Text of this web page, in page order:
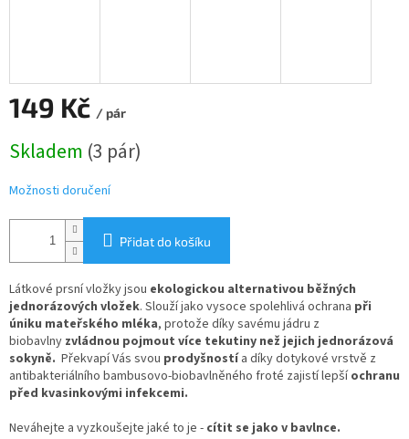
149 Kč / pár
cena:
Skladem (3 pár)
Možnosti doručení
Přidat do košíku
Látkové prsní vložky jsou ekologickou alternativou běžných
jednorázových vložek. Slouží jako vysoce spolehlivá ochrana při
úniku mateřského mléka, protože díky savému jádru z
biobavlny zvládnou pojmout více tekutiny než jejich jednorázová
sokyně. Překvapí Vás svou prodyšnostía díky dotykové vrstvě z
antibakteriálního bambusovo-biobavlněného froté zajistí lepšíochranu
před kvasinkovými infekcemi.
Neváhejte a vyzkoušejte jaké to je - cítit se jako v bavlnce.